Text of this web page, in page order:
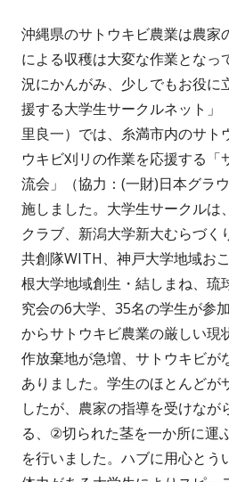
沖縄県のサトウキビ農業は農家
による収穫は大変な作業となっ
況にかんがみ、少しでもお役に
援する大学生サークルネット」
里良一）では、糸満市内のサト
ウキビ刈リの作業を応援する「
流会」（協力：(一財)日本グラ
施しました。大学生サークルは
クラブ、新潟大学新大むらづく
共創隊WITH、神戸大学地域お
根大学地域創生・結しまね、琉
究会の6大学、35名の学生が参
からサトウキビ農業の厳しい現
作放棄地が急増、サトウキビが
ありました。学生のほとんどが
したが、農家の指導を受けな
る、②切られた茎を一か所に運
を行いました。ハブに用心とう